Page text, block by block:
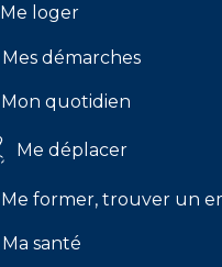
Me loger
Mes démarches
Mon quotidien
Me déplacer
Me former, trouver un
Ma santé